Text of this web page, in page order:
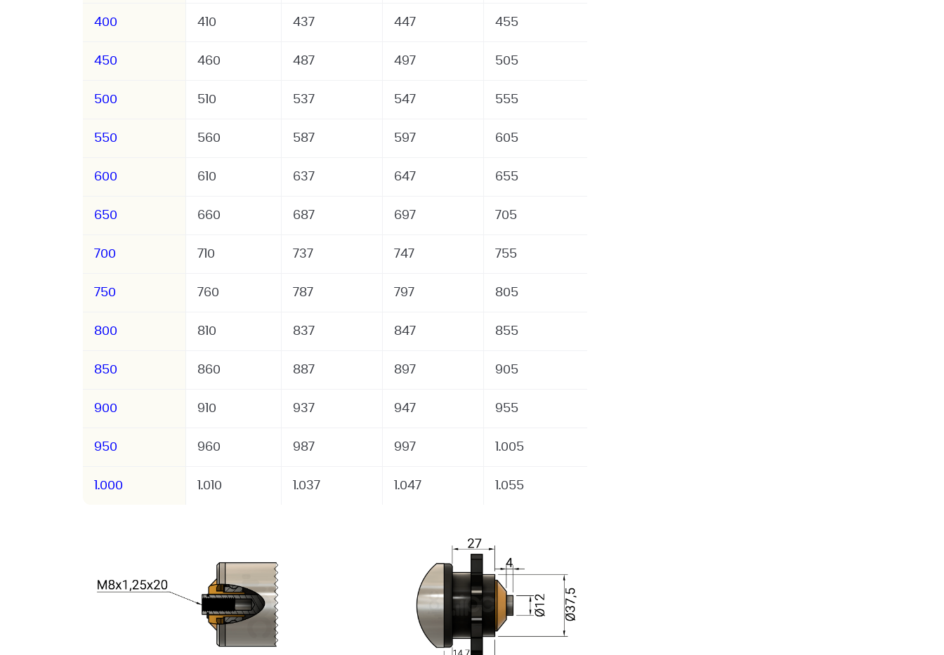
400 410 437 447 455
450 460 487 497 505
500 510 537 547 555
550 560 587 597 605
600 610 637 647 655
650 660 687 697 705
700 710 737 747 755
750 760 787 797 805
800 810 837 847 855
850 860 887 897 905
900 910 937 947 955
950 960 987 997 1.005
1.000 1.010 1.037 1.047 1.055